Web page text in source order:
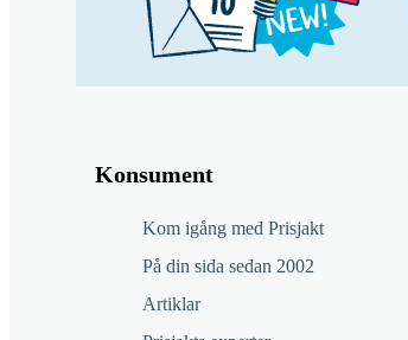
Konsument
Kom igång med Prisjakt
På din sida sedan 2002
Artiklar